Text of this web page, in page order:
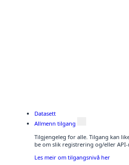
Datasett
Allmenn tilgang
Tilgjengeleg for alle. Tilgang kan
be om slik registrering og/eller API-
Les meir om tilgangsnivå her